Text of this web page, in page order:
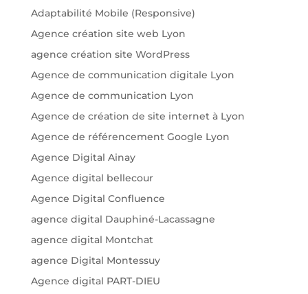
Adaptabilité Mobile (Responsive)
Agence création site web Lyon
agence création site WordPress
Agence de communication digitale Lyon
Agence de communication Lyon
Agence de création de site internet à Lyon
Agence de référencement Google Lyon
Agence Digital Ainay
Agence digital bellecour
Agence Digital Confluence
agence digital Dauphiné-Lacassagne
agence digital Montchat
agence Digital Montessuy
Agence digital PART-DIEU